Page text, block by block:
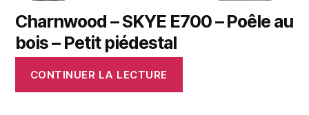
Charnwood – SKYE E700 – Poêle au
bois – Petit piédestal
CONTINUER LA LECTURE